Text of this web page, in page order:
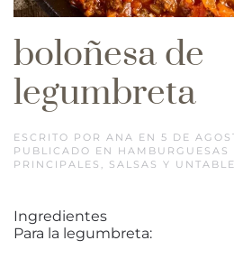
boloñesa de
legumbreta
ESCRITO POR ANA EN 5 DE
PUBLICADO EN HAMBURGUESAS
PRINCIPALES , SALSAS Y
Ingredientes
Para la legumbreta: